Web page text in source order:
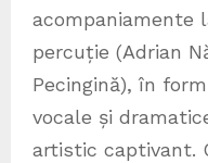
acompaniamente
percuție (Adrian
Pecingină), în
vocale și
artistic captivant.